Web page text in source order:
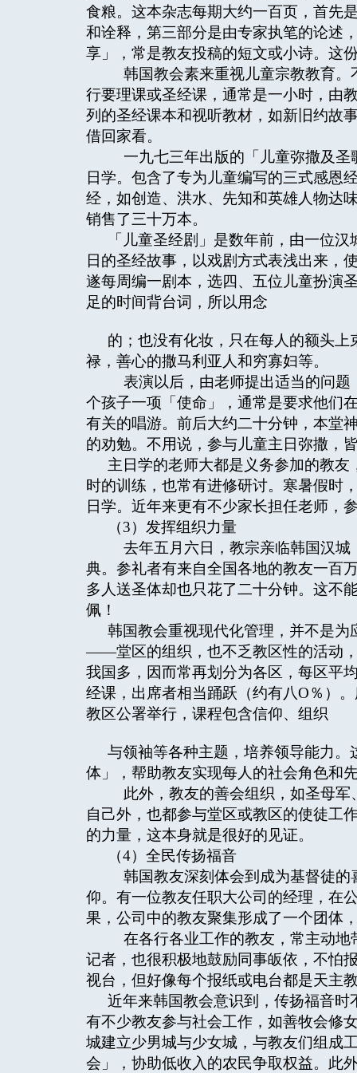
食粮。这本杂志每期大约一百页，首先
和诠释，第三部分是由专家执笔的论述
享」，常是教友投稿的短文或小诗。这
韩国教会素来重视儿童宗教教育。
行要理课或圣经课，通常是一小时，由
列的圣经课本和视听教材，如新旧约故
借回家看。
一九七三年出版的「儿童弥撒及圣
日学。包含了专为儿童编写的三式感恩
经，如创造、洪水、先知和英雄人物达
销售了三十万本。
「儿童圣经剧」是数年前，由一位
日的圣经故事，以戏剧方式表浅出来，
遂每周编一剧本，选四、五位儿童扮演
足的时间背台词，所以用念
的；也没有化妆，只在每人的额头
禄，善心的撒马利亚人和穷寡妇等。
表演以后，由老师提出适当的问题
个孩子一项「使命」，通常是要求他们
有关的唱游。前后大约二十分钟，本堂
的劝勉。不用说，参与儿童主日弥撒，
主日学的老师大都是义务参加的教
时的训练，也常有进修研讨。寒暑假时
日学。近年来更有不少家长担任老师，
（3）发挥组织力量
去年五月六日，教宗亲临韩国汉城
典。参礼者有来自全国各地的教友一百
多人送圣体却也只花了二十分钟。这不
佩！
韩国教会重视现代化管理，并不是
——堂区的组织，也不乏教区性的活动
我国多，因而常再划分为各区，每区平
经课，出席者相当踊跃（约有八O％）
教区公署举行，课程包含信仰、组织
与领袖等各种主题，培养领导能力
体」，帮助教友实现每人的社会角色和
此外，教友的善会组织，如圣母军
自己外，也都参与堂区或教区的使徒工
的力量，这本身就是很好的见证。
（4）全民传扬福音
韩国教友深刻体会到成为基督徒的
仰。有一位教友任职大公司的经理，在
果，公司中的教友聚集形成了一个团体
在各行各业工作的教友，常主动地
记者，也很积极地鼓励同事皈依，不怕
视台，但好像每个报纸或电台都是天主
近年来韩国教会意识到，传扬福音
有不少教友参与社会工作，如善牧会修
城建立少男城与少女城，与教友们组成
会」，协助低收入的农民争取权益。此